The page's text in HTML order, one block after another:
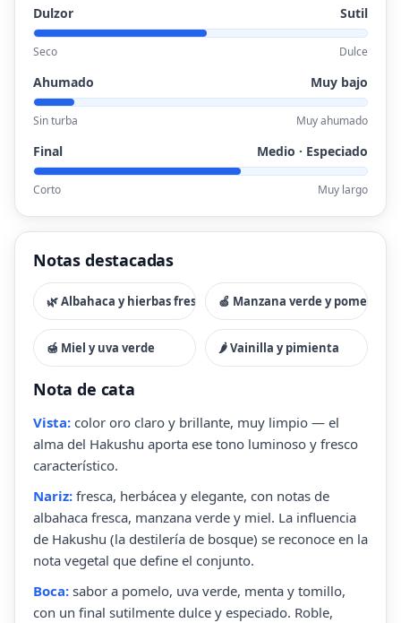
Dulzor Sutil
Seco Dulce
Ahumado Muy bajo
Sin turba Muy ahumado
Final Medio · Especiado
Corto Muy largo
Notas destacadas
🌿 Albahaca y hierbas frescas 🍏 Manzana verde y pomelo
🍯 Miel y uva verde 🌶 Vainilla y pimienta
Nota de cata
Vista: color oro claro y brillante, muy limpio — el
alma del Hakushu aporta ese tono luminoso y fresco
característico.
Nariz: fresca, herbácea y elegante, con notas de
albahaca fresca, manzana verde y miel. La influencia
de Hakushu (la destilería de bosque) se reconoce en la
nota vegetal que define el conjunto.
Boca: sabor a pomelo, uva verde, menta y tomillo,
con un final sutilmente dulce y especiado. Roble,